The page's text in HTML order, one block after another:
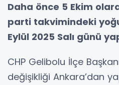
Daha önce 5 Ekim
parti takvimindeki
Eylül 2025 Salı günü
CHP Gelibolu İlçe
değişikliği Ankara’dan